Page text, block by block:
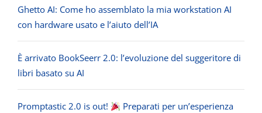
Ghetto AI: Come ho assemblato la mia workstation AI
con hardware usato e l’aiuto dell’IA
È arrivato BookSeerr 2.0: l’evoluzione del suggeritore di
libri basato su AI
Promptastic 2.0 is out!
Preparati per un’esperienza